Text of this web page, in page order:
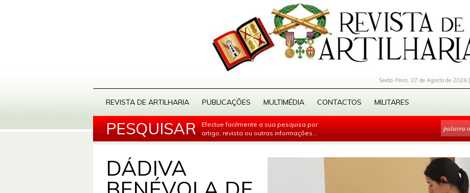
Sexta-Feira, 07 de Agosto de 2026 |
REVISTA DE ARTILHARIA PUBLICAÇÕES MULTIMÉDIA CONTACTOS MILITARES
PESQUISAR
Efectue facilmente a sua pesquisa por
artigo, revista ou outras informações...
DÁDIVA